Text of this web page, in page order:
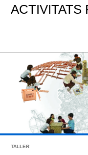
ACTIVITATS
TALLER